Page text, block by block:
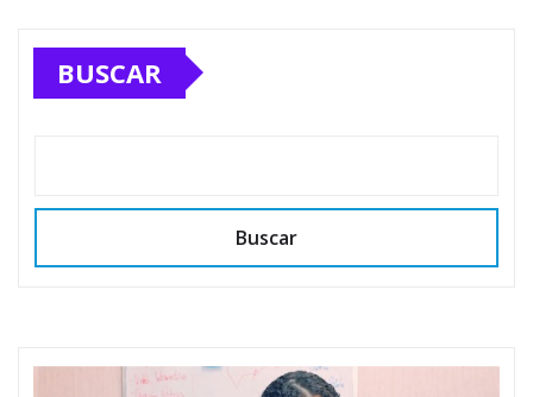
BUSCAR
Buscar